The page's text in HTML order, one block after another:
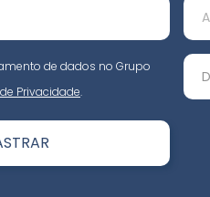
de dados no Grupo
Privacidade.